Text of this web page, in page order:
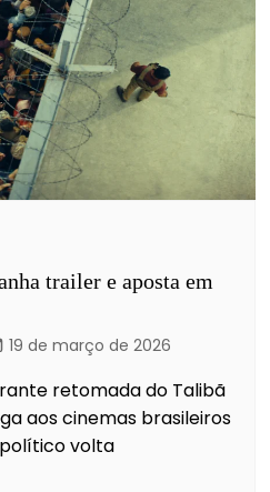
trailer e aposta em
19 de março de 2026
retomada do Talibã
aos cinemas brasileiros
volta